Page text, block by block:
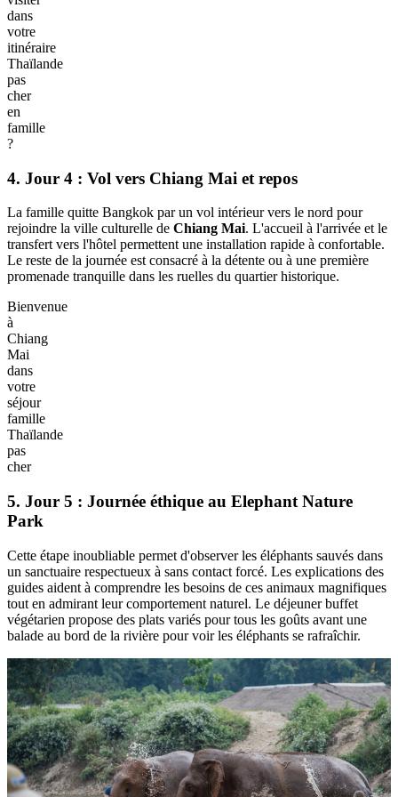
dans
votre
itinéraire
Thaïlande
pas
cher
en
famille
?
4. Jour 4 : Vol vers Chiang Mai et repos
La famille quitte Bangkok par un vol intérieur vers le nord pour
rejoindre la ville culturelle de Chiang Mai. L'accueil à l'arrivée et le
transfert vers l'hôtel permettent une installation rapide à confortable.
Le reste de la journée est consacré à la détente ou à une première
promenade tranquille dans les ruelles du quartier historique.
Bienvenue
à
Chiang
Mai
dans
votre
séjour
famille
Thaïlande
pas
cher
5. Jour 5 : Journée éthique au Elephant Nature
Park